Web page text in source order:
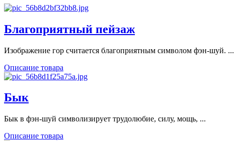
Благоприятный пейзаж
Изображение гор считается благоприятным символом фэн-шуй. ...
Описание товара
Бык
Бык в фэн-шуй символизирует трудолюбие, силу, мощь, ...
Описание товара